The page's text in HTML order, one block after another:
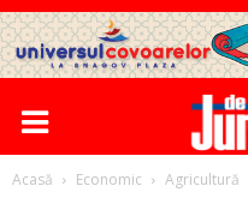
Acasă Economic Agricultură